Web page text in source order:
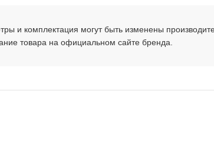
и комплектация могут быть изменены
товара на официальном сайте бренда.